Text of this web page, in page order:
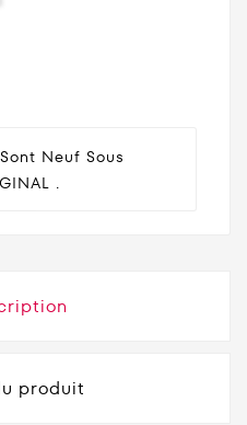
Neuf Sous
.
produit